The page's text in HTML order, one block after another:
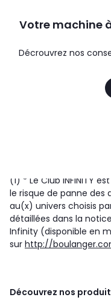
Votre machine
Décrouvrez nos
(1) * Le Club INFINITY
le risque de panne des
au(x) univers choisis
détaillées dans la
Infinity (disponible en
sur http://
Découvrez nos